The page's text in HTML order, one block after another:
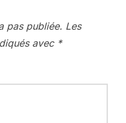
pas publiée. Les
avec *